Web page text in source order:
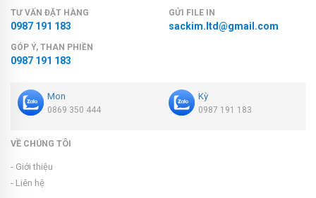
TƯ VẤN ĐẶT HÀNG
0987 191 183
GỬI FILE IN
sackim.ltd@gmail.com
GÓP Ý, THAN PHIỀN
0987 191 183
Mon
0869 350 444
Kỳ
0987 191 183
VỀ CHÚNG TÔI
- Giới thiệu
- Liên hệ